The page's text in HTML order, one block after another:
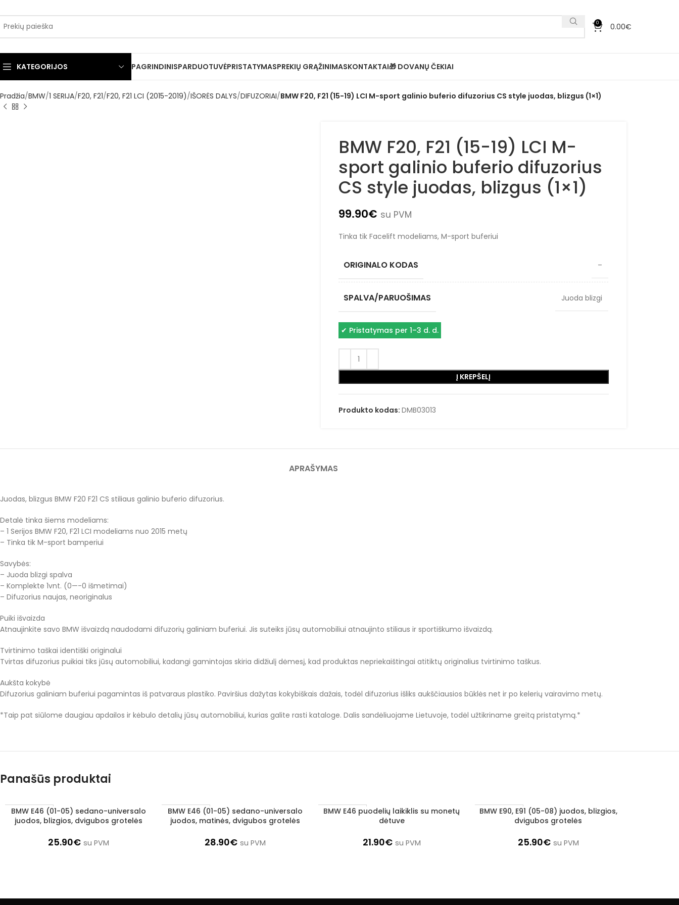
0 0.00€
KATEGORIJOS PAGRINDINISPARDUOTUVĖPRISTATYMASPREKIŲ GRĄŽINIMASKONTAKTAI🎁 DOVANŲ ČEKIAI
Pradžia BMW 1 SERIJA F20, F21 F20, F21 LCI (2015-2019) IŠORĖS DALYS DIFUZORIAI BMW F20, F21 (15-19) LCI M-sport galinio buferio difuzorius CS style juodas, blizgus (1×1)
BMW F20, F21 (15-19) LCI M-
sport galinio buferio difuzorius
CS style juodas, blizgus (1×1)
99.90€ su PVM
Tinka tik Facelift modeliams, M-sport buferiui
ORIGINALO KODAS –
SPALVA/PARUOŠIMAS Juoda blizgi
✔ Pristatymas per 1–3 d. d.
Į KREPŠELĮ
Produkto kodas: DMB03013
APRAŠYMAS
Juodas, blizgus BMW F20 F21 CS stiliaus galinio buferio difuzorius.
Detalė tinka šiems modeliams:
– 1 Serijos BMW F20, F21 LCI modeliams nuo 2015 metų
– Tinka tik M-sport bamperiui
Savybės:
– Juoda blizgi spalva
– Komplekte 1vnt. (0—-0 išmetimai)
– Difuzorius naujas, neoriginalus
Puiki išvaizda
Atnaujinkite savo BMW išvaizdą naudodami difuzorių galiniam buferiui. Jis suteiks jūsų automobiliui atnaujinto stiliaus ir sportiškumo išvaizdą.
Tvirtinimo taškai identiški originalui
Tvirtas difuzorius puikiai tiks jūsų automobiliui, kadangi gamintojas skiria didžiulį dėmesį, kad produktas nepriekaištingai atitiktų originalius tvirtinimo taškus.
Aukšta kokybė
Difuzorius galiniam buferiui pagamintas iš patvaraus plastiko. Paviršius dažytas kokybiškais dažais, todėl difuzorius išliks aukščiausios būklės net ir po kelerių vairavimo metų.
*Taip pat siūlome daugiau apdailos ir kėbulo detalių jūsų automobiliui, kurias galite rasti kataloge. Dalis sandėliuojame Lietuvoje, todėl užtikriname greitą pristatymą.*
Panašūs produktai
1–3 d. d.
Į KREPŠELĮ
BMW E46 (01-05) sedano-universalo
juodos, blizgios, dvigubos grotelės
25.90€ su PVM
1–3 d. d.
Į KREPŠELĮ
BMW E46 (01-05) sedano-universalo
juodos, matinės, dvigubos grotelės
28.90€ su PVM
1–3 d. d.
Į KREPŠELĮ
BMW E46 puodelių laikiklis su monetų
dėtuve
21.90€ su PVM
1–3 d. d.
Į KREPŠELĮ
BMW E90, E91 (05-08) juodos, blizgios,
dvigubos grotelės
25.90€ su PVM